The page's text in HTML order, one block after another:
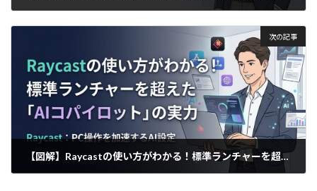
次の記事
【図解】Raycastの使い方がわかる！標準ランチャーを超えた「AIコパイロット」の実力